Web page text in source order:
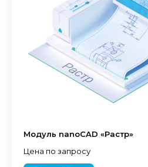
Модуль nanoCAD «Растр»
Цена по запросу